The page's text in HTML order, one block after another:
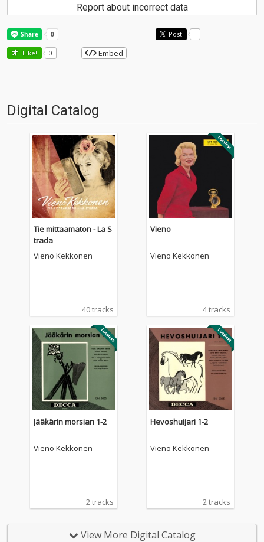
Report about incorrect data
Post -
Like! 0 Embed
Digital Catalog
Tie mittaamaton - La S
trada
Vieno Kekkonen
40 tracks
Vieno
Vieno Kekkonen
4 tracks
Jääkärin morsian 1-2
Vieno Kekkonen
2 tracks
Hevoshuijari 1-2
Vieno Kekkonen
2 tracks
View More Digital Catalog